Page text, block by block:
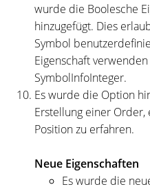
wurde die Boolesche
hinzugefügt. Dies
Symbol
Eigenschaft
SymbolInfoInteger.
Es wurde die Option
Erstellung einer
Position zu erfahren.
Neue Eigenschaften
Es wurde die